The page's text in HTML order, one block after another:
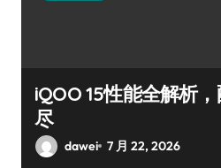
iQOO 15性能全解析
尽
dawei 7 月 22, 2026